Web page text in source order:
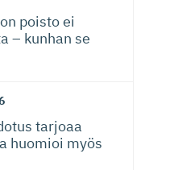
poisto ei
– kunhan se
tarjoaa
huomioi myös